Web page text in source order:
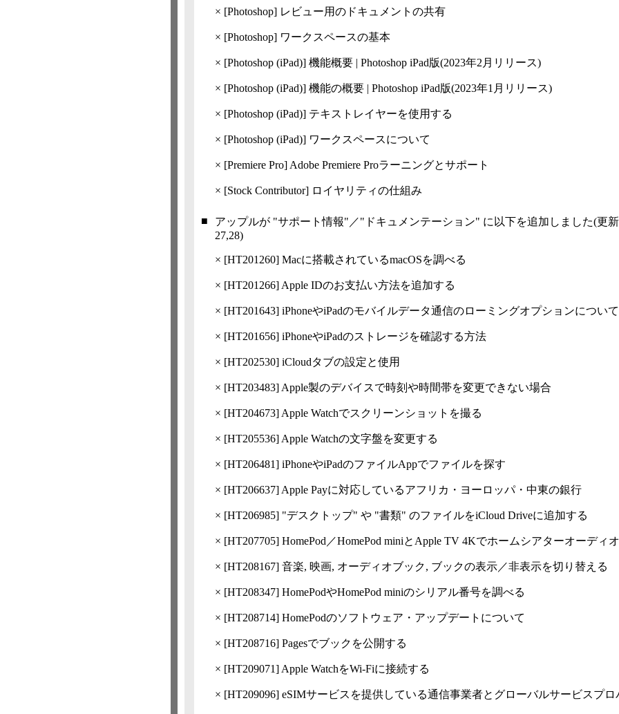
× [Photoshop] レビュー用のドキュメントの共有
× [Photoshop] ワークスペースの基本
× [Photoshop (iPad)] 機能概要 | Photoshop iPad版(2023年2月リリース)
× [Photoshop (iPad)] 機能の概要 | Photoshop iPad版(2023年1月リリース)
× [Photoshop (iPad)] テキストレイヤーを使用する
× [Photoshop (iPad)] ワークスペースについて
× [Premiere Pro] Adobe Premiere Proラーニングとサポート
× [Stock Contributor] ロイヤリティの仕組み
■ アップルが "サポート情報"／"ドキュメンテーション" に以下を追加しました(更新
27,​28)
× [HT201260] Macに搭載されているmacOSを調べる
× [HT201266] Apple IDのお支払い方法を追加する
× [HT201643] iPhoneやiPadのモバイルデータ通信のローミングオプションについて
× [HT201656] iPhoneやiPadのストレージを確認する方法
× [HT202530] iCloudタブの設定と使用
× [HT203483] Apple製のデバイスで時刻や時間帯を変更できない場合
× [HT204673] Apple Watchでスクリーンショットを撮る
× [HT205536] Apple Watchの文字盤を変更する
× [HT206481] iPhoneやiPadのファイルAppでファイルを探す
× [HT206637] Apple Payに対応しているアフリカ・ヨーロッパ・中東の銀行
× [HT206985] "デスクトップ" や "書類" のファイルをiCloud Driveに追加する
× [HT207705] HomePod／HomePod miniとApple TV 4Kでホームシアターオーディ
× [HT208167] 音楽, 映画, オーディオブック, ブックの表示／非表示を切り替える
× [HT208347] HomePodやHomePod miniのシリアル番号を調べる
× [HT208714] HomePodのソフトウェア・アップデートについて
× [HT208716] Pagesでブックを公開する
× [HT209071] Apple WatchをWi-Fiに接続する
× [HT209096] eSIMサービスを提供している通信事業者とグローバルサービスプロ